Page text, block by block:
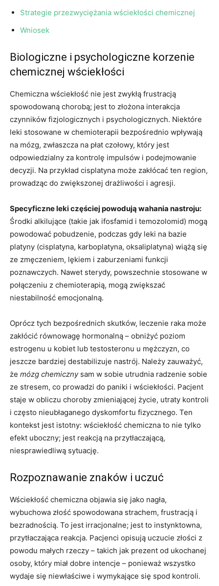
Strategie przezwyciężania wściekłości chemicznej
Wniosek
Biologiczne i psychologiczne korzenie
chemicznej wściekłości
Chemiczna wściekłość nie jest zwykłą frustracją
spowodowaną chorobą; jest to złożona interakcja
czynników fizjologicznych i psychologicznych. Niektóre
leki stosowane w chemioterapii bezpośrednio wpływają
na mózg, zwłaszcza na płat czołowy, który jest
odpowiedzialny za kontrolę impulsów i podejmowanie
decyzji. Na przykład cisplatyna może zakłócać ten region,
prowadząc do zwiększonej drażliwości i agresji.
Specyficzne leki częściej powodują wahania nastroju:
Środki alkilujące (takie jak ifosfamid i temozolomid) mogą
powodować pobudzenie, podczas gdy leki na bazie
platyny (cisplatyna, karboplatyna, oksaliplatyna) wiążą się
ze zmęczeniem, lękiem i zaburzeniami funkcji
poznawczych. Nawet sterydy, powszechnie stosowane w
połączeniu z chemioterapią, mogą zwiększać
niestabilność emocjonalną.
Oprócz tych bezpośrednich skutków, leczenie raka może
zakłócić równowagę hormonalną – obniżyć poziom
estrogenu u kobiet lub testosteronu u mężczyzn, co
jeszcze bardziej destabilizuje nastrój. Należy zauważyć,
że mózg chemicznysam w sobie utrudnia radzenie sobie
ze stresem, co prowadzi do paniki i wściekłości. Pacjent
staje w obliczu choroby zmieniającej życie, utraty kontroli
i często nieubłaganego dyskomfortu fizycznego. Ten
kontekst jest istotny: wściekłość chemiczna to nie tylko
efekt uboczny; jest reakcją na przytłaczającą,
niesprawiedliwą sytuację.
Rozpoznawanie znaków i uczuć
Wściekłość chemiczna objawia się jako nagła,
wybuchowa złość spowodowana strachem, frustracją i
bezradnością. To jest irracjonalne; jest to instynktowna,
przytłaczająca reakcja. Pacjenci opisują uczucie złości z
powodu małych rzeczy – takich jak prezent od ukochanej
osoby, który miał dobre intencje – ponieważ wszystko
wydaje się niewłaściwe i wymykające się spod kontroli.